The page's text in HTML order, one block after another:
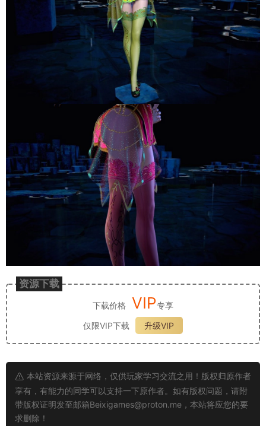
资源下载
下载价格 VIP专享
仅限VIP下载
升级VIP
本站资源来源于网络，仅供玩家学习交流之用！版权归原作者
享有，有能力的同学可以支持一下原作者。如有版权问题，请附
带版权证明发至邮箱Beixigames@proton.me ，本站将应您的要
求删除！